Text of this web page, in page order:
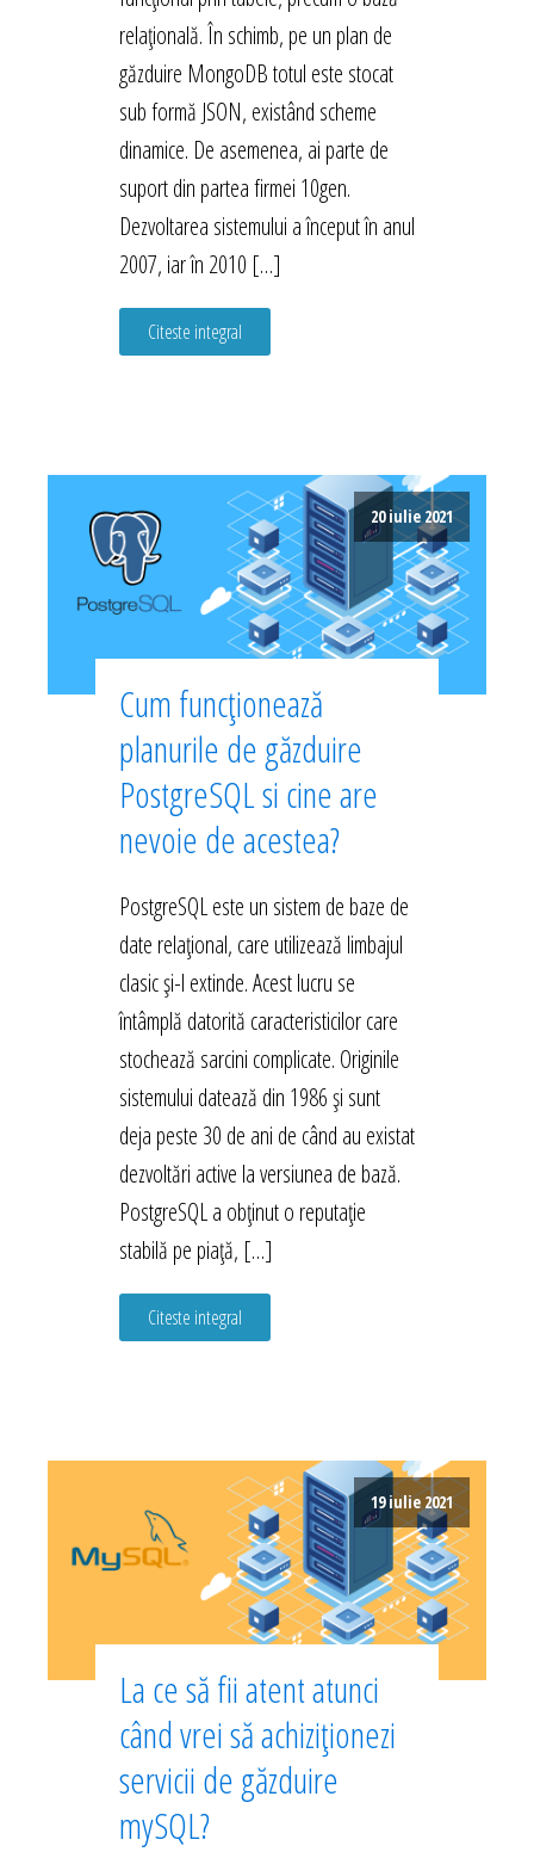
relațională. În schimb, pe un plan de
găzduire MongoDB totul este stocat
sub formă JSON, existând scheme
dinamice. De asemenea, ai parte de
suport din partea firmei 10gen.
Dezvoltarea sistemului a început în anul
2007, iar în 2010 […]
Citeste integral
20 iulie 2021
Cum funcționează
planurile de găzduire
PostgreSQL si cine are
nevoie de acestea?
PostgreSQL este un sistem de baze de
date relațional, care utilizează limbajul
clasic și-l extinde. Acest lucru se
întâmplă datorită caracteristicilor care
stochează sarcini complicate. Originile
sistemului datează din 1986 și sunt
deja peste 30 de ani de când au existat
dezvoltări active la versiunea de bază.
PostgreSQL a obținut o reputație
stabilă pe piață, […]
Citeste integral
19 iulie 2021
La ce să fii atent atunci
când vrei să achiziționezi
servicii de găzduire
mySQL?